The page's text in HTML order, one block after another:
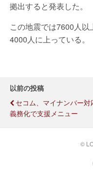
拠出すると発表した。
この地震では7600人
4000人に上っている。
以前の投稿
セコム、マイナンバー対
義務化で支援メニュー
©